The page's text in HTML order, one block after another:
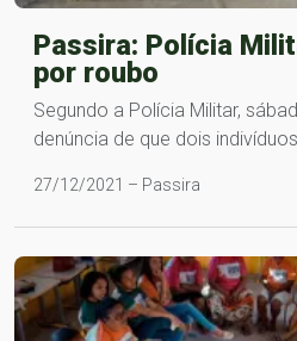
Passira: Polícia
por roubo
Segundo a Polícia Militar,
denúncia de que dois
27/12/2021 – Passira